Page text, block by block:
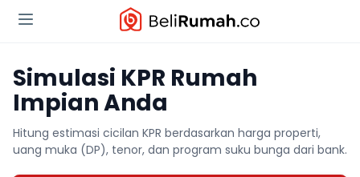
Simulasi KPR Rumah
Impian Anda
Hitung estimasi cicilan KPR berdasarkan harga properti,
uang muka (DP), tenor, dan program suku bunga dari bank.